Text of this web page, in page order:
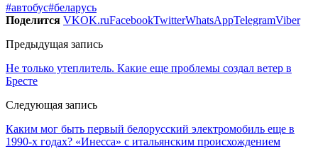
#автобус#беларусь
Поделится VKOK.ruFacebookTwitterWhatsAppTelegramViber
Предыдущая запись
Не только утеплитель. Какие еще проблемы создал ветер в
Бресте
Следующая запись
Каким мог быть первый белорусский электромобиль еще в
1990-х годах? «Инесса» с итальянским происхождением